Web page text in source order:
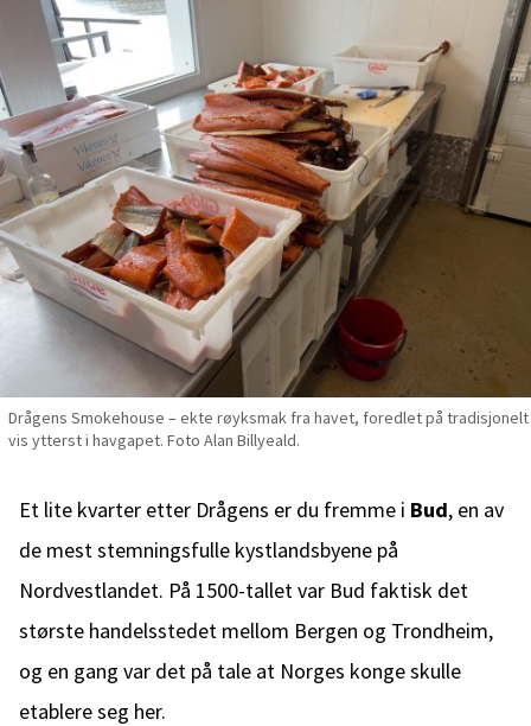
Drågens Smokehouse – ekte røyksmak fra havet, foredlet på tradisjonelt
vis ytterst i havgapet. Foto Alan Billyeald.
Et lite kvarter etter Drågens er du fremme i Bud, en av
de mest stemningsfulle kystlandsbyene på
Nordvestlandet. På 1500-tallet var Bud faktisk det
største handelsstedet mellom Bergen og Trondheim,
og en gang var det på tale at Norges konge skulle
etablere seg her.